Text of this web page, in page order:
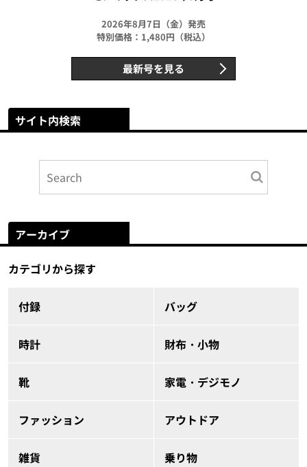
2026年8月7日（金）発売
特別価格：1,480円（税込）
最新号を見る
サイト内検索
アーカイブ
カテゴリから探す
付録 バッグ
時計 財布・小物
靴 家電・デジモノ
ファッション アウトドア
雑貨 乗り物